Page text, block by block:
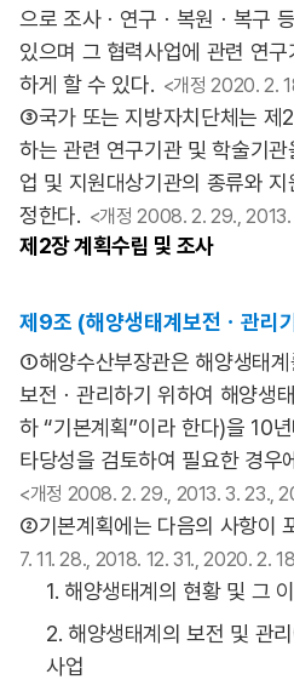
으로 조사ㆍ연구ㆍ복원ㆍ복구
있으며 그 협력사업에 관련 연
하게 할 수 있다. <개정 2020. 2.
③국가 또는 지방자치단체는 제
하는 관련 연구기관 및 학술기
업 및 지원대상기관의 종류와
정한다. <개정 2008. 2. 29.,
제2장계획수립 및 조사
제9조 (해양생태계보전ㆍ관리
①해양수산부장관은 해양생태
보전ㆍ관리하기 위하여 해양생
하 “기본계획”이라 한다)을 10
타당성을 검토하여 필요한 경우
<개정 2008. 2. 29., 2013. 3. 23.,
②기본계획에는 다음의 사항이
7. 11. 28., 2018. 12. 31., 2020. 2.
1. 해양생태계의 현황 및 그
2. 해양생태계의 보전 및 관
사업